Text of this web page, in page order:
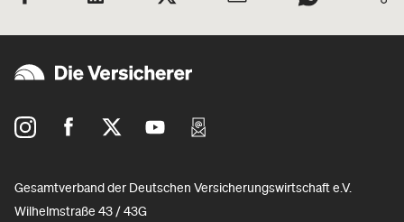
Gesamtverband der Deutschen Versicherungswirtschaft e.V.
Wilhelmstraße 43 / 43G